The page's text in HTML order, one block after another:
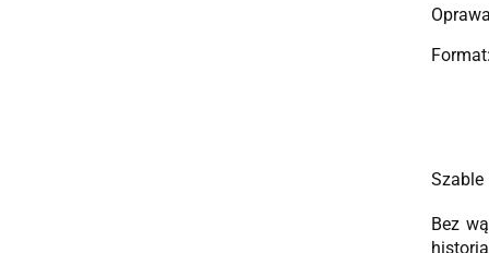
Szable
Bez